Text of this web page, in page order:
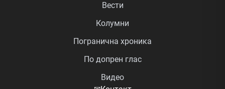
Вести
Колумни
Погранична хроника
По допрен глас
Видео